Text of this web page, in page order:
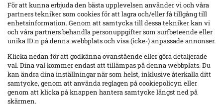
För att kunna erbjuda den bästa upplevelsen använder vi och våra
partners tekniker som cookies för att lagra och/eller få tillgång till
enhetsinformation. Genom att samtycka till dessa tekniker kan vi
och våra partners behandla personuppgifter som surfbeteende eller
unika ID:n på denna webbplats och visa (icke-) anpassade annonser.
Klicka nedan för att godkänna ovanstående eller göra detaljerade
val. Dina val kommer endast att tillämpas på denna webbplats. Du
kan ändra dina inställningar när som helst, inklusive återkalla ditt
samtycke, genom att använda reglagen på cookiepolicyn eller
genom att klicka på knappen hantera samtycke längst ned på
skärmen.
Senaste
ut med köpoption på 3 miljoner euro
Mjällby jagar vändning i Bratislava – Yaya Touré: ”All